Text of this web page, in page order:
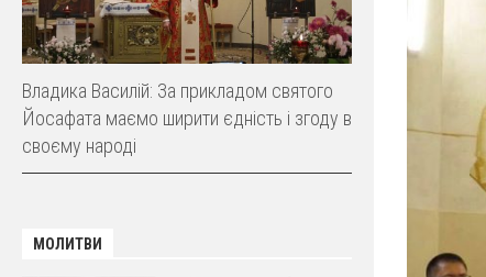
Владика Василій: За прикладом святого
Йосафата маємо ширити єдність і згоду в
своєму народі
МОЛИТВИ